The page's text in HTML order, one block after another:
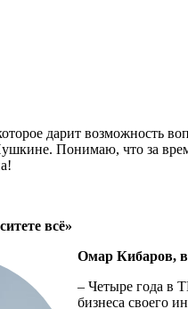
дарит возможность
Понимаю, что за
всё»
Омар Кибаров,
– Четыре года в
бизнеса своего